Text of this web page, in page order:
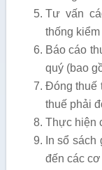
Tư vấn
thống
Báo cáo
quý (bao
Đóng thuế
thuế phải
Thực hiện
In sổ
đến các